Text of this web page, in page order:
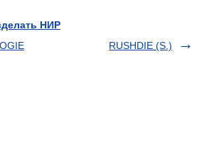
НИР
RUSHDIE (S.)